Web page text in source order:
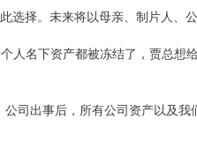
择。未来将以母亲、制片人、
人名下资产都被冻结了，贾总想
司出事后，所有公司资产以及